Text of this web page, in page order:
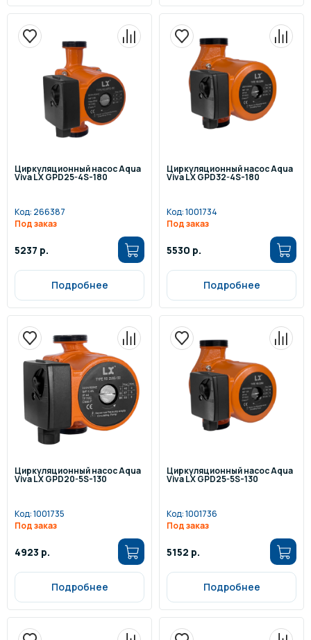
Циркуляционный насос Aqua
Viva LX GPD25-4S-180
Код: 266387
Под заказ
5237 р.
Подробнее
Циркуляционный насос Aqua
Viva LX GPD32-4S-180
Код:1001734
Под заказ
5530 р.
Подробнее
Циркуляционный насос Aqua
Viva LX GPD20-5S-130
Код:1001735
Под заказ
4923 р.
Подробнее
Циркуляционный насос Aqua
Viva LX GPD25-5S-130
Код:1001736
Под заказ
5152 р.
Подробнее